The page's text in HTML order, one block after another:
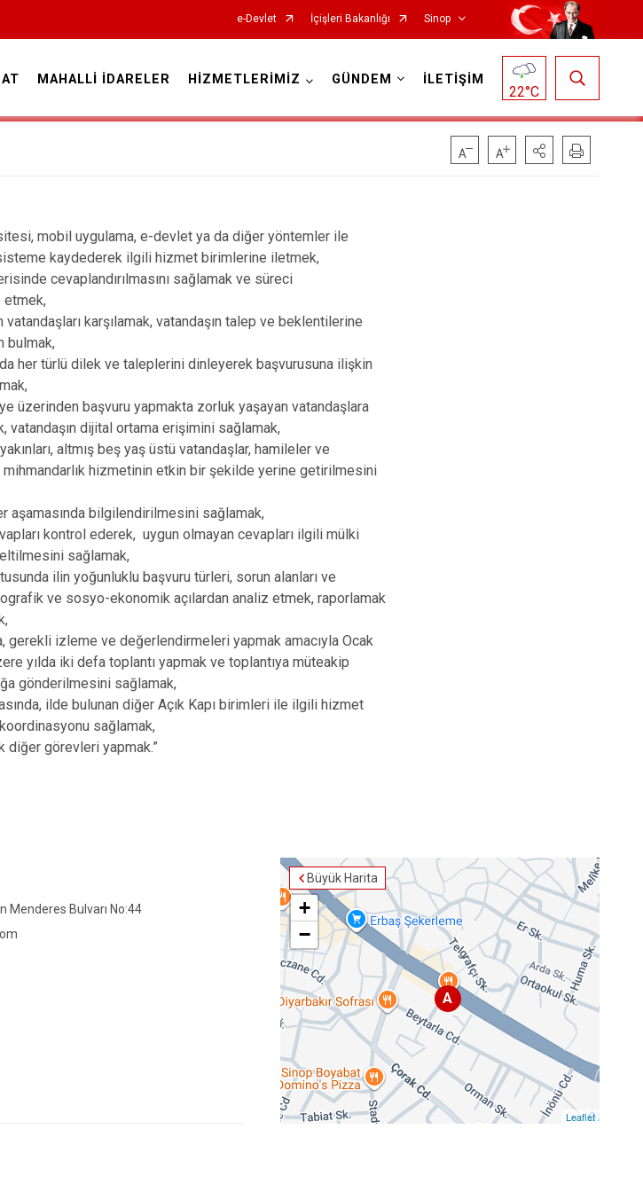
e-Devlet İçişleri Bakanlığı Sinop
Ayancık
Dikmen
Durağan
Gerze
Saraydüzü
Türkeli
MAHALLİ İDARELER HİZMETLERİMİZ GÜNDEM İLETİŞİM
22°C
mobil uygulama, e-devlet ya da diğer yöntemler ile
kaydederek ilgili hizmet birimlerine iletmek,
cevaplandırılmasını sağlamak ve süreci
etmek,
karşılamak, vatandaşın talep ve beklentilerine
bulmak,
her türlü dilek ve taleplerini dinleyerek başvurusuna ilişkin
üzerinden başvuru yapmakta zorluk yaşayan vatandaşlara
vatandaşın dijital ortama erişimini sağlamak,
altmış beş yaş üstü vatandaşlar, hamileler ve
hizmetinin etkin bir şekilde yerine getirilmesini
aşamasında bilgilendirilmesini sağlamak,
kontrol ederek, uygun olmayan cevapları ilgili mülki
sağlamak,
ilin yoğunluklu başvuru türleri, sorun alanları ve
ve sosyo-ekonomik açılardan analiz etmek, raporlamak
gerekli izleme ve değerlendirmeleri yapmak amacıyla Ocak
yılda iki defa toplantı yapmak ve toplantıya müteakip
gönderilmesini sağlamak,
ilde bulunan diğer Açık Kapı birimleri ile ilgili hizmet
sağlamak,
diğer görevleri yapmak.”
Büyük Harita
A
+
−
Leaflet
Menderes Bulvarı No:44